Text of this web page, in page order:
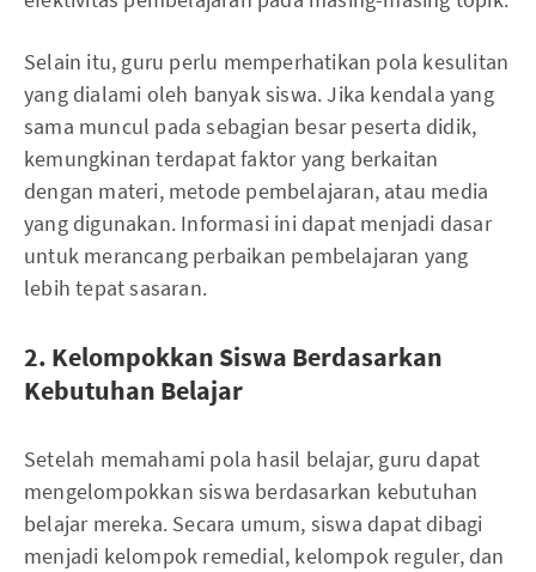
Selain itu, guru perlu memperhatikan pola kesulitan
yang dialami oleh banyak siswa. Jika kendala yang
sama muncul pada sebagian besar peserta didik,
kemungkinan terdapat faktor yang berkaitan
dengan materi, metode pembelajaran, atau media
yang digunakan. Informasi ini dapat menjadi dasar
untuk merancang perbaikan pembelajaran yang
lebih tepat sasaran.
2. Kelompokkan Siswa Berdasarkan
Kebutuhan Belajar
Setelah memahami pola hasil belajar, guru dapat
mengelompokkan siswa berdasarkan kebutuhan
belajar mereka. Secara umum, siswa dapat dibagi
menjadi kelompok remedial, kelompok reguler, dan